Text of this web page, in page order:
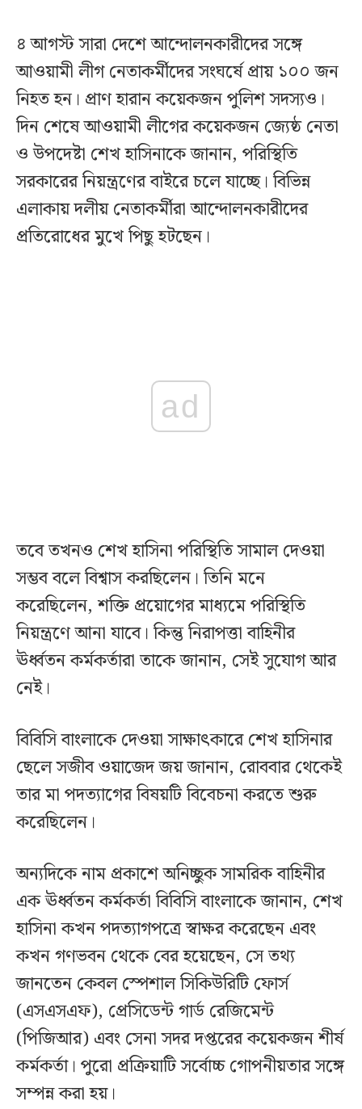
৪ আগস্ট সারা দেশে আন্দোলনকারীদের সঙ্গে
আওয়ামী লীগ নেতাকর্মীদের সংঘর্ষে প্রায় ১০০ জন
নিহত হন। প্রাণ হারান কয়েকজন পুলিশ সদস্যও।
দিন শেষে আওয়ামী লীগের কয়েকজন জ্যেষ্ঠ নেতা
ও উপদেষ্টা শেখ হাসিনাকে জানান, পরিস্থিতি
সরকারের নিয়ন্ত্রণের বাইরে চলে যাচ্ছে। বিভিন্ন
এলাকায় দলীয় নেতাকর্মীরা আন্দোলনকারীদের
প্রতিরোধের মুখে পিছু হটছেন।
ad
তবে তখনও শেখ হাসিনা পরিস্থিতি সামাল দেওয়া
সম্ভব বলে বিশ্বাস করছিলেন। তিনি মনে
করেছিলেন, শক্তি প্রয়োগের মাধ্যমে পরিস্থিতি
নিয়ন্ত্রণে আনা যাবে। কিন্তু নিরাপত্তা বাহিনীর
ঊর্ধ্বতন কর্মকর্তারা তাকে জানান, সেই সুযোগ আর
নেই।
বিবিসি বাংলাকে দেওয়া সাক্ষাৎকারে শেখ হাসিনার
ছেলে সজীব ওয়াজেদ জয় জানান, রোববার থেকেই
তার মা পদত্যাগের বিষয়টি বিবেচনা করতে শুরু
করেছিলেন।
অন্যদিকে নাম প্রকাশে অনিচ্ছুক সামরিক বাহিনীর
এক ঊর্ধ্বতন কর্মকর্তা বিবিসি বাংলাকে জানান, শেখ
হাসিনা কখন পদত্যাগপত্রে স্বাক্ষর করেছেন এবং
কখন গণভবন থেকে বের হয়েছেন, সে তথ্য
জানতেন কেবল স্পেশাল সিকিউরিটি ফোর্স
(এসএসএফ), প্রেসিডেন্ট গার্ড রেজিমেন্ট
(পিজিআর) এবং সেনা সদর দপ্তরের কয়েকজন শীর্ষ
কর্মকর্তা। পুরো প্রক্রিয়াটি সর্বোচ্চ গোপনীয়তার সঙ্গে
সম্পন্ন করা হয়।